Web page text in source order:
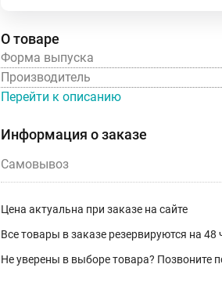
О товаре
Форма выпуска
Производитель
Перейти к описанию
Информация о заказе
Самовывоз
Цена актуальна при заказе на сайте
Все товары в заказе резервируются на 48
Не уверены в выборе товара? Позвоните